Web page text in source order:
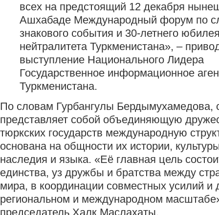
всех на предстоящий 12 декабря
Ашхабаде Международный форум по
знакового события и 30-летнего
нейтралитета Туркменистана», –
выступление Национального Лидера
Государственное информационное
Туркменистана.
По словам Гурбангулы Бердымухамедова,
представляет собой объединяющую
тюркских государств международную
основана на общности их истории,
наследия и языка. «Её главная цель
единства, уз дружбы и братства между
мира, в координации совместных усилий и
региональном и международном
председатель Халк Маслахаты.